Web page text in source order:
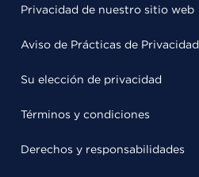
Privacidad de nuestro sitio web
Aviso de Prácticas de Privacidad
Su elección de privacidad
Términos y condiciones
Derechos y responsabilidades